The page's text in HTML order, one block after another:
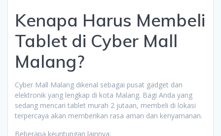
Kenapa Harus Membeli
Tablet di Cyber Mall
Malang?
Cyber Mall Malang dikenal sebagai pusat gadget dan
elektronik yang lengkap di kota Malang. Bagi Anda yang
sedang mencari tablet murah 2 jutaan, membeli di lokasi
terpercaya akan memberikan rasa aman dan kenyamanan.
Beberapa keuntungan lainnya: